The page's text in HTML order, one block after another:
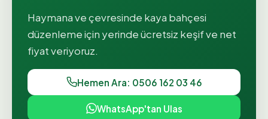
Haymanave çevresinde kaya bahçesi
düzenlemeiçin yerinde ücretsiz keşif ve net
fiyat veriyoruz.
Hemen Ara: 0506 162 03 46
WhatsApp'tan Ulas